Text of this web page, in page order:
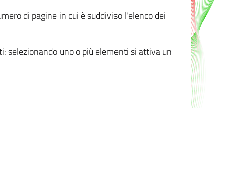
di pagine in cui è suddiviso l'elenco dei
selezionando uno o più elementi si attiva un